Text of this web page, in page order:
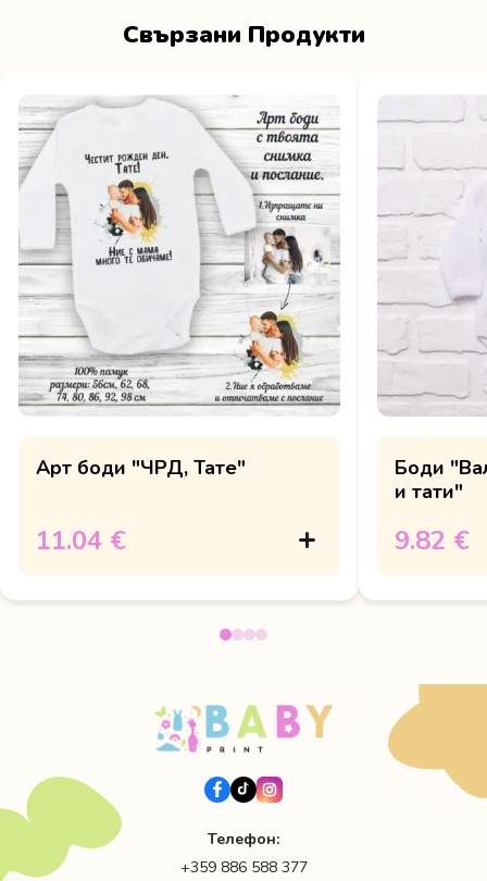
Свързани Продукти
Арт боди "ЧРД, Тате"
11.04 €
Боди
и тати"
9.82 €
Телефон:
+359 886 588 377